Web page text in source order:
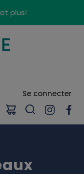
plus!
Se connecter